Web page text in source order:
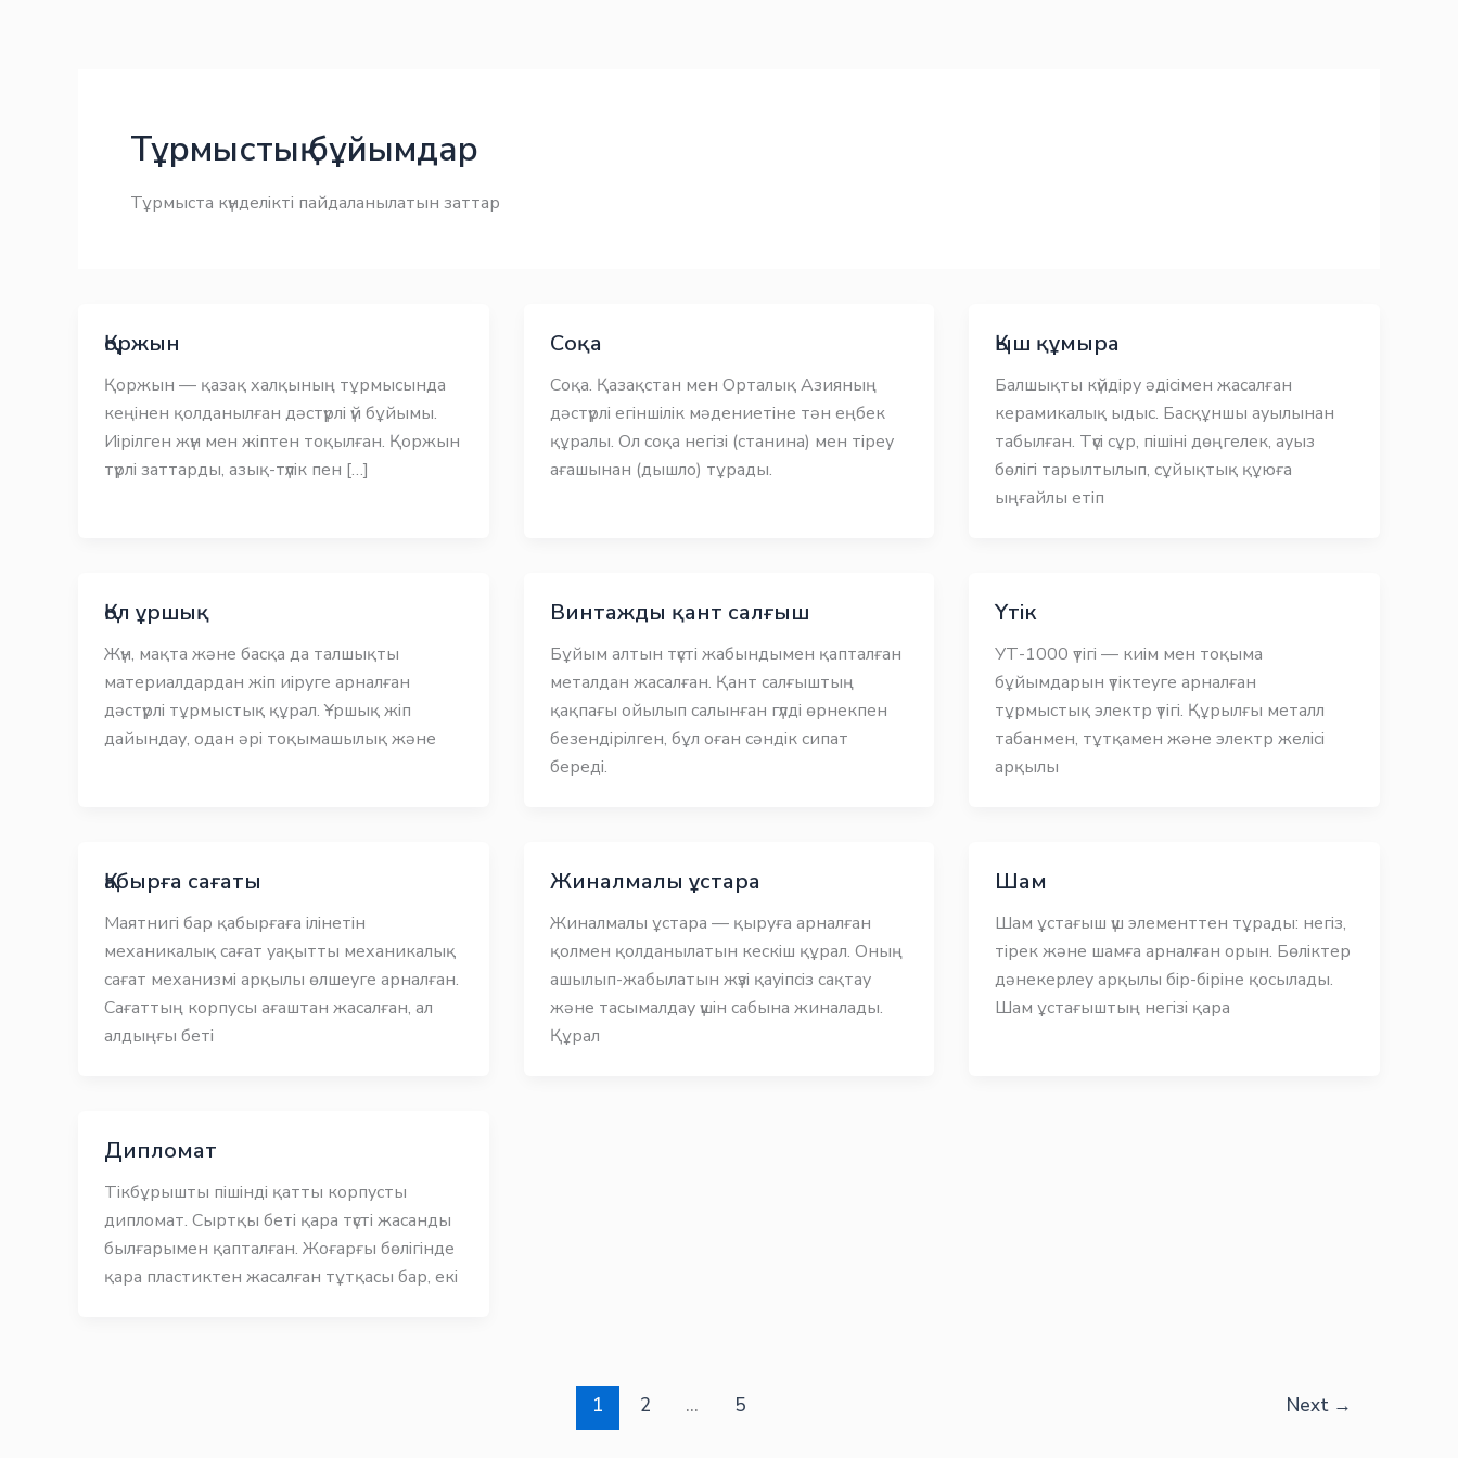
Тұрмыстық бұйымдар
Тұрмыста күнделікті пайдаланылатын заттар
Қоржын
Қоржын — қазақ халқының тұрмысында
кеңінен қолданылған дәстүрлі үй бұйымы.
Иірілген жүн мен жіптен тоқылған. Қоржын
түрлі заттарды, азық-түлік пен […]
Соқа
Соқа. Қазақстан мен Орталық Азияның
дәстүрлі егіншілік мәдениетіне тән еңбек
құралы. Ол соқа негізі (станина) мен тіреу
ағашынан (дышло) тұрады.
Қыш құмыра
Балшықты күйдіру әдісімен жасалған
керамикалық ыдыс. Басқұншы ауылынан
табылған. Түсі сұр, пішіні дөңгелек, ауыз
бөлігі тарылтылып, сұйықтық құюға
ыңғайлы етіп
Қол ұршық
Жүн, мақта және басқа да талшықты
материалдардан жіп иіруге арналған
дәстүрлі тұрмыстық құрал. Ұршық жіп
дайындау, одан әрі тоқымашылық және
Винтажды қант салғыш
Бұйым алтын түсті жабындымен қапталған
металдан жасалған. Қант салғыштың
қақпағы ойылып салынған гүлді өрнекпен
безендірілген, бұл оған сәндік сипат
береді.
Үтік
УТ-1000 үтігі — киім мен тоқыма
бұйымдарын үтіктеуге арналған
тұрмыстық электр үтігі. Құрылғы металл
табанмен, тұтқамен және электр желісі
арқылы
Қабырға сағаты
Маятнигі бар қабырғаға ілінетін
механикалық сағат уақытты механикалық
сағат механизмі арқылы өлшеуге арналған.
Сағаттың корпусы ағаштан жасалған, ал
алдыңғы беті
Жиналмалы ұстара
Жиналмалы ұстара — қыруға арналған
қолмен қолданылатын кескіш құрал. Оның
ашылып-жабылатын жүзі қауіпсіз сақтау
және тасымалдау үшін сабына жиналады.
Құрал
Шам
Шам ұстағыш үш элементтен тұрады: негіз,
тірек және шамға арналған орын. Бөліктер
дәнекерлеу арқылы бір-біріне қосылады.
Шам ұстағыштың негізі қара
Дипломат
Тікбұрышты пішінді қатты корпусты
дипломат. Сыртқы беті қара түсті жасанды
былғарымен қапталған. Жоғарғы бөлігінде
қара пластиктен жасалған тұтқасы бар, екі
1 2 … 5 Next →